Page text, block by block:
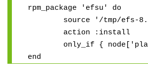
rpm_package 'efsu' do
source '/tmp/efs-
action :install
only_if {
end